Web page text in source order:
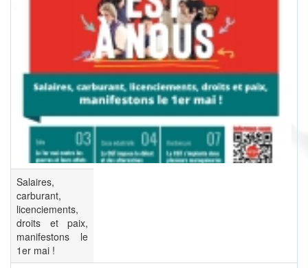
Salaires,
carburant,
licenciements,
droits et paix,
manifestons le
1er mai !